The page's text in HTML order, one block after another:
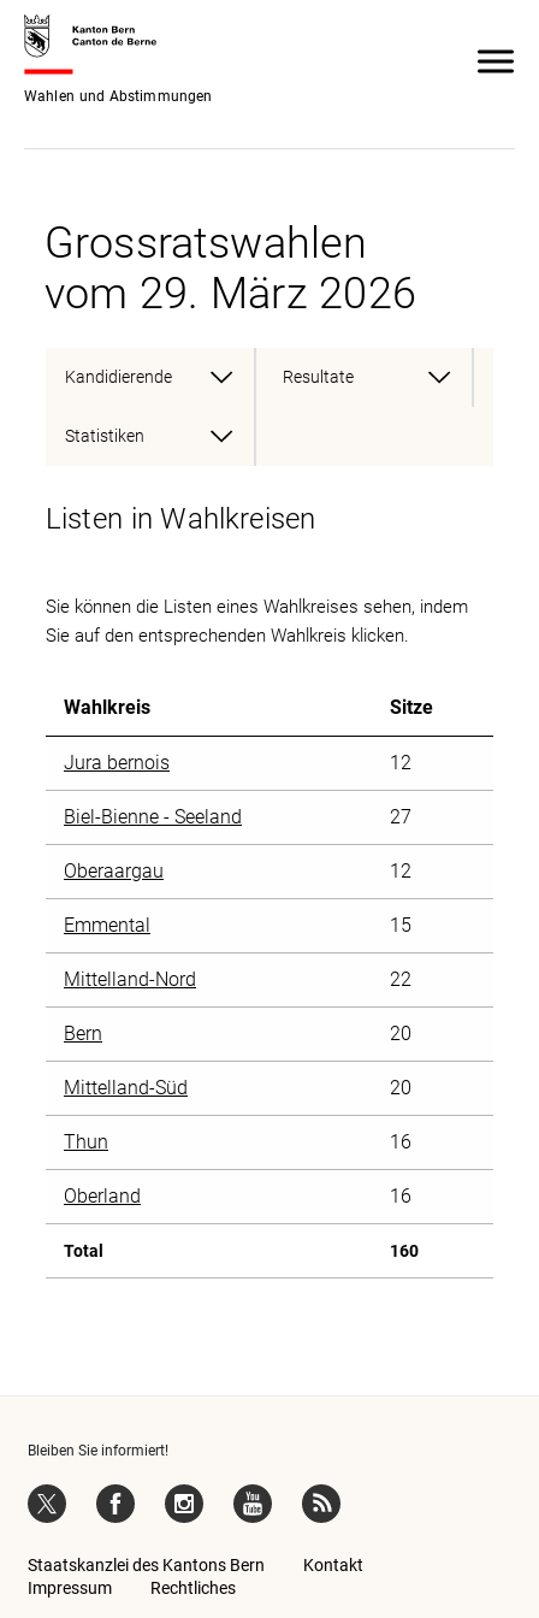
Wahlen und Abstimmungen
Grossratswahlen
vom 29. März 2026
Kandidierende Resultate
Statistiken
Listen in Wahlkreisen
Sie können die Listen eines Wahlkreises sehen, indem
Sie auf den entsprechenden Wahlkreis klicken.
Wahlkreis Sitze
Total 160
Jura bernois 12
Biel-Bienne - Seeland 27
Oberaargau 12
Emmental 15
Mittelland-Nord 22
Bern 20
Mittelland-Süd 20
Thun 16
Oberland 16
Bleiben Sie informiert!
Twitter FacebookInstagramYouTubeRSS-Feeds BE
Staatskanzlei des Kantons Bern
Kontakt
Impressum
Rechtliches